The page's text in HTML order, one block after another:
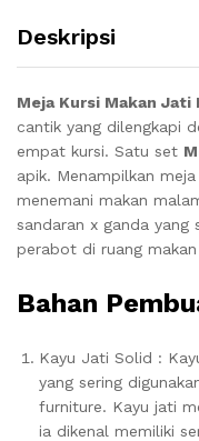
Deskripsi
Meja Kursi Makan Jati
cantik yang dilengkapi
empat kursi. Satu set
apik. Menampilkan
menemani makan
sandaran x ganda yang
perabot di ruang makan
Bahan
Kayu Jati Solid :
yang sering
furniture. Kayu jati
ia dikenal memiliki